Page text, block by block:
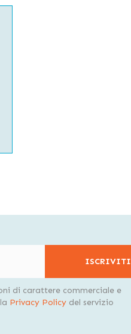
ISCRIVITI
di carattere commerciale e
Privacy Policy del servizio